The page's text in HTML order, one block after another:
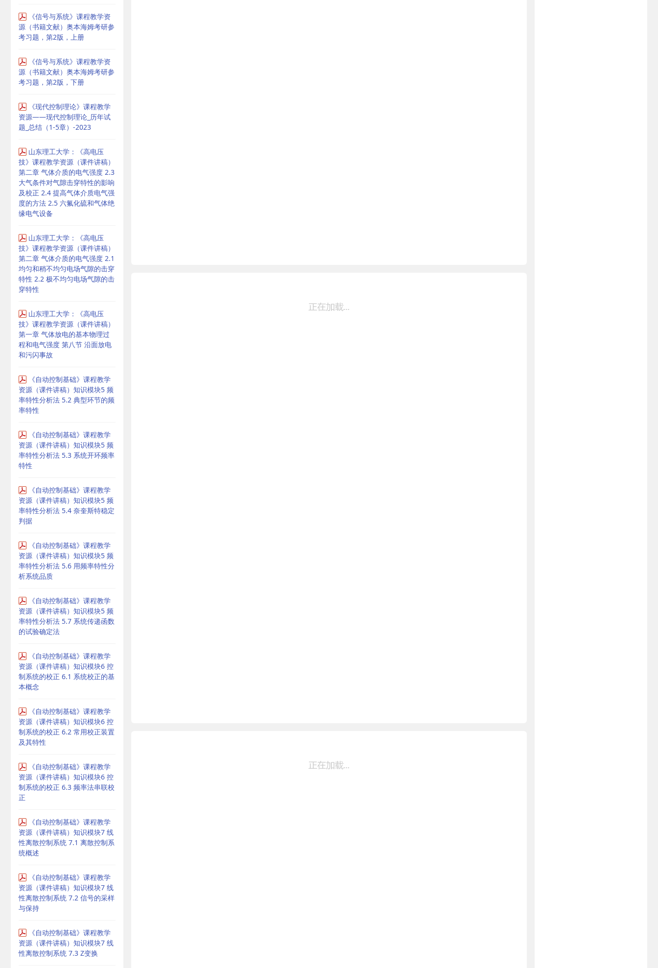
《信号与系统》课程教学资
源（书籍文献）奥本海姆考研参
考习题，第2版，上册
《信号与系统》课程教学资
源（书籍文献）奥本海姆考研参
考习题，第2版，下册
《现代控制理论》课程教学
资源——现代控制理论_历年试
题_总结（1-5章）-2023
山东理工大学：《高电压
技》课程教学资源（课件讲稿）
第二章 气体介质的电气强度 2.3
大气条件对气隙击穿特性的影响
及校正 2.4 提高气体介质电气强
度的方法 2.5 六氟化硫和气体绝
缘电气设备
山东理工大学：《高电压
技》课程教学资源（课件讲稿）
第二章 气体介质的电气强度 2.1
均匀和稍不均匀电场气隙的击穿
特性 2.2 极不均匀电场气隙的击
穿特性
山东理工大学：《高电压
技》课程教学资源（课件讲稿）
第一章 气体放电的基本物理过
程和电气强度 第八节 沿面放电
和污闪事故
《自动控制基础》课程教学
资源（课件讲稿）知识模块5 频
率特性分析法 5.2 典型环节的频
率特性
《自动控制基础》课程教学
资源（课件讲稿）知识模块5 频
率特性分析法 5.3 系统开环频率
特性
《自动控制基础》课程教学
资源（课件讲稿）知识模块5 频
率特性分析法 5.4 奈奎斯特稳定
判据
《自动控制基础》课程教学
资源（课件讲稿）知识模块5 频
率特性分析法 5.6 用频率特性分
析系统品质
《自动控制基础》课程教学
资源（课件讲稿）知识模块5 频
率特性分析法 5.7 系统传递函数
的试验确定法
《自动控制基础》课程教学
资源（课件讲稿）知识模块6 控
制系统的校正 6.1 系统校正的基
本概念
《自动控制基础》课程教学
资源（课件讲稿）知识模块6 控
制系统的校正 6.2 常用校正装置
及其特性
《自动控制基础》课程教学
资源（课件讲稿）知识模块6 控
制系统的校正 6.3 频率法串联校
正
《自动控制基础》课程教学
资源（课件讲稿）知识模块7 线
性离散控制系统 7.1 离散控制系
统概述
《自动控制基础》课程教学
资源（课件讲稿）知识模块7 线
性离散控制系统 7.2 信号的采样
与保持
《自动控制基础》课程教学
资源（课件讲稿）知识模块7 线
性离散控制系统 7.3 Z变换